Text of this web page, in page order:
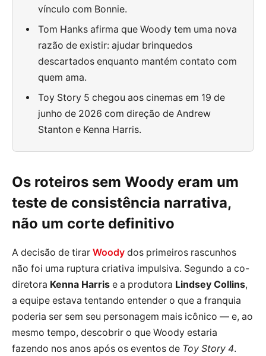
vínculo com Bonnie.
Tom Hanks afirma que Woody tem uma nova
razão de existir: ajudar brinquedos
descartados enquanto mantém contato com
quem ama.
Toy Story 5 chegou aos cinemas em 19 de
junho de 2026 com direção de Andrew
Stanton e Kenna Harris.
Os roteiros sem Woody eram um
teste de consistência narrativa,
não um corte definitivo
A decisão de tirar Woody dos primeiros rascunhos
não foi uma ruptura criativa impulsiva. Segundo a co-
diretora Kenna Harris e a produtora Lindsey Collins,
a equipe estava tentando entender o que a franquia
poderia ser sem seu personagem mais icônico — e, ao
mesmo tempo, descobrir o que Woody estaria
fazendo nos anos após os eventos de Toy Story 4.